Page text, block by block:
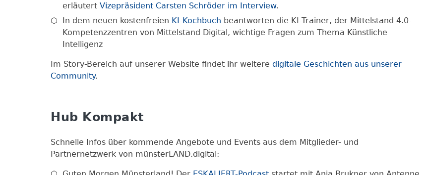
erläutert Vizepräsident Carsten Schröder im Interview.
In dem neuen kostenfreien KI-Kochbuch beantworten die KI-Trainer, der Mittelstand 4.0-
Kompetenzzentren von Mittelstand Digital, wichtige Fragen zum Thema Künstliche
Intelligenz
Im Story-Bereich auf unserer Website findet ihr weitere digitale Geschichten aus unserer
Community.
Hub Kompakt
Schnelle Infos über kommende Angebote und Events aus dem Mitglieder- und
Partnernetzwerk von münsterLAND.digital: